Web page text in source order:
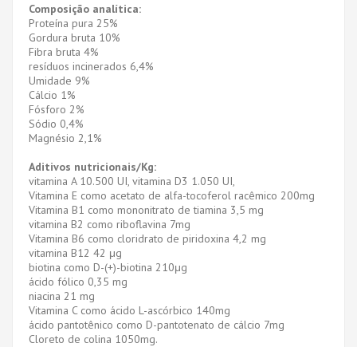
Composição analítica:
Proteína pura 25%
Gordura bruta 10%
Fibra bruta 4%
resíduos incinerados 6,4%
Umidade 9%
Cálcio 1%
Fósforo 2%
Sódio 0,4%
Magnésio 2,1%
Aditivos nutricionais/Kg:
vitamina A 10.500 UI, vitamina D3 1.050 UI,
Vitamina E como acetato de alfa-tocoferol racêmico 200mg
Vitamina B1 como mononitrato de tiamina 3,5 mg
vitamina B2 como riboflavina 7mg
Vitamina B6 como cloridrato de piridoxina 4,2 mg
vitamina B12 42 μg
biotina como D-(+)-biotina 210μg
ácido fólico 0,35 mg
niacina 21 mg
Vitamina C como ácido L-ascórbico 140mg
ácido pantotênico como D-pantotenato de cálcio 7mg
Cloreto de colina 1050mg.